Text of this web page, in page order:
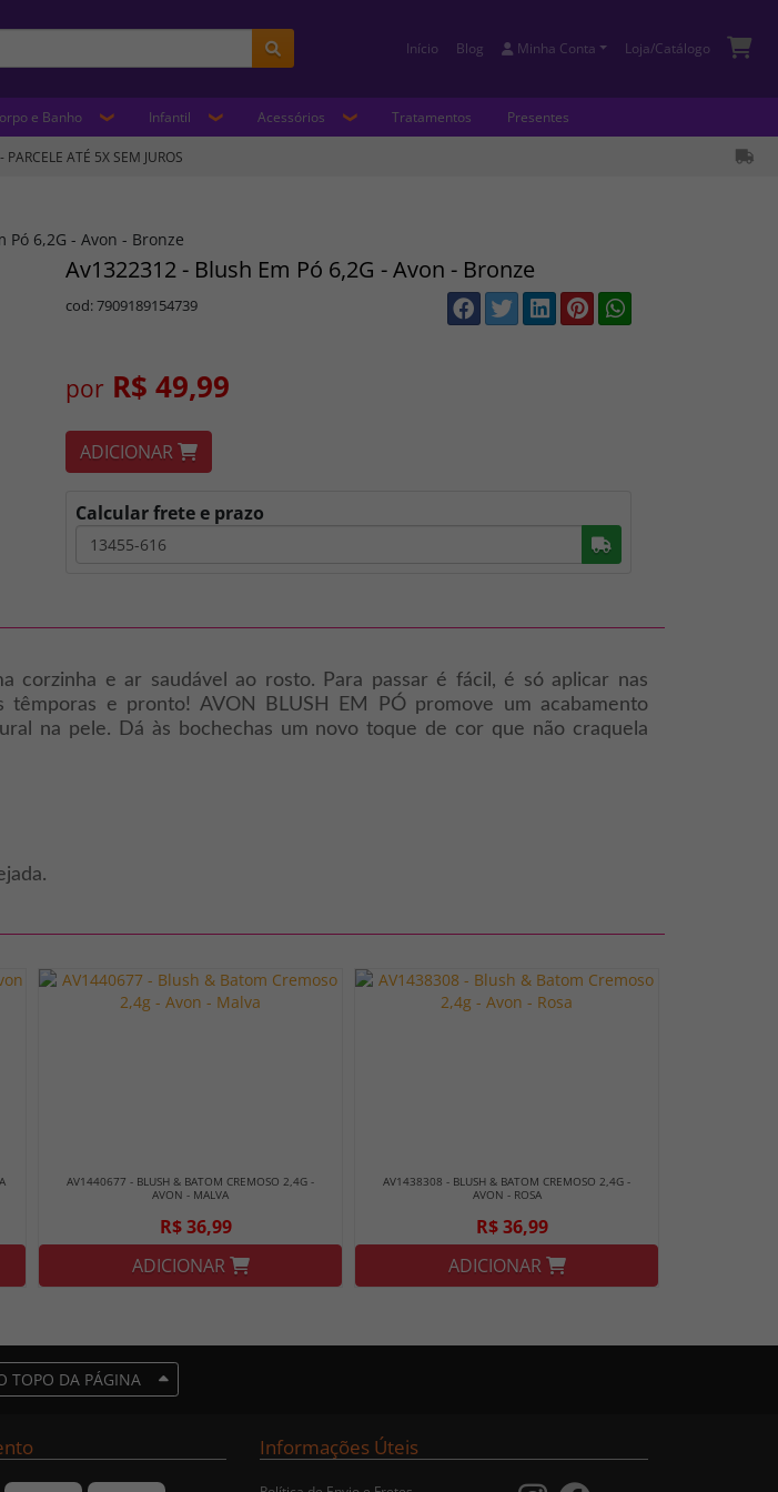
Início Blog Minha Conta Loja/Catálogo
e Banho Infantil Acessórios Tratamentos Presentes
PARCELE ATÉ 5X SEM JUROS
Pó 6,2G - Avon - Bronze
Av1322312 - Blush Em Pó 6,2G - Avon - Bronze
cod: 7909189154739
por R$ 49,99
ADICIONAR
Calcular frete e prazo
Buscar
corzinha e ar saudável ao rosto. Para passar é fácil, é só aplicar nas
e pronto! AVON BLUSH EM PÓ promove um acabamento
na pele. Dá às bochechas um novo toque de cor que não craquela
AV1440677 - BLUSH & BATOM CREMOSO 2,4G -
AVON - MALVA
R$ 36,99
ADICIONAR
AV1438308 - BLUSH & BATOM CREMOSO 2,4G -
AVON - ROSA
R$ 36,99
ADICIONAR
TOPO DA PÁGINA
Informações Úteis